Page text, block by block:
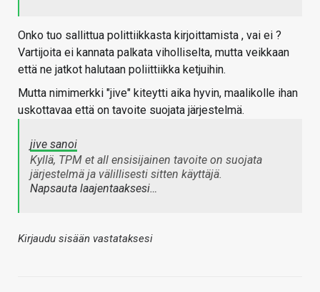
Onko tuo sallittua polittiikkasta kirjoittamista , vai ei ?
Vartijoita ei kannata palkata viholliselta, mutta veikkaan
että ne jatkot halutaan poliittiikka ketjuihin.
Mutta nimimerkki "jive" kiteytti aika hyvin, maalikolle ihan
uskottavaa että on tavoite suojata järjestelmä.
jive sanoi
Kyllä, TPM et all ensisijainen tavoite on suojata
järjestelmä ja välillisesti sitten käyttäjä.
Napsauta laajentaaksesi…
Kirjaudu sisään vastataksesi